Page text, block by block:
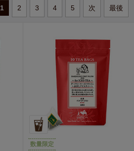
1 2 3 4 5 次 最後
数量限定